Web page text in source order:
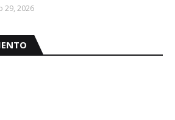
29, 2026